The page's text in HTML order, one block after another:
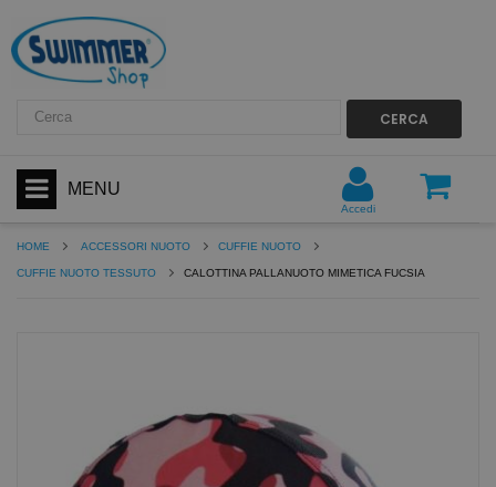
CERCA
MENU
Accedi
HOME ACCESSORI NUOTO CUFFIE NUOTO
CUFFIE NUOTO TESSUTO CALOTTINA PALLANUOTO MIMETICA FUCSIA